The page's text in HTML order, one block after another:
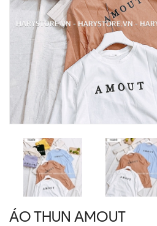
ÁO THUN AMOUT